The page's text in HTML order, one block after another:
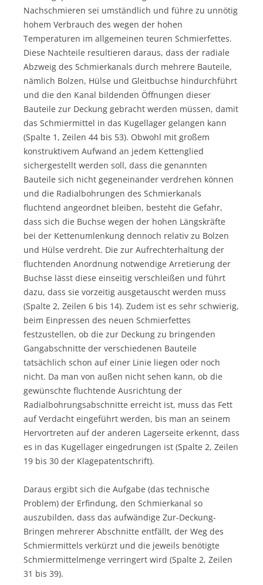
Nachschmieren sei umständlich und führe zu unnötig
hohem Verbrauch des wegen der hohen
Temperaturen im allgemeinen teuren Schmierfettes.
Diese Nachteile resultieren daraus, dass der radiale
Abzweig des Schmierkanals durch mehrere Bauteile,
nämlich Bolzen, Hülse und Gleitbuchse hindurchführt
und die den Kanal bildenden Öffnungen dieser
Bauteile zur Deckung gebracht werden müssen, damit
das Schmiermittel in das Kugellager gelangen kann
(Spalte 1, Zeilen 44 bis 53). Obwohl mit großem
konstruktivem Aufwand an jedem Kettenglied
sichergestellt werden soll, dass die genannten
Bauteile sich nicht gegeneinander verdrehen können
und die Radialbohrungen des Schmierkanals
fluchtend angeordnet bleiben, besteht die Gefahr,
dass sich die Buchse wegen der hohen Längskräfte
bei der Kettenumlenkung dennoch relativ zu Bolzen
und Hülse verdreht. Die zur Aufrechterhaltung der
fluchtenden Anordnung notwendige Arretierung der
Buchse lässt diese einseitig verschleißen und führt
dazu, dass sie vorzeitig ausgetauscht werden muss
(Spalte 2, Zeilen 6 bis 14). Zudem ist es sehr schwierig,
beim Einpressen des neuen Schmierfettes
festzustellen, ob die zur Deckung zu bringenden
Gangabschnitte der verschiedenen Bauteile
tatsächlich schon auf einer Linie liegen oder noch
nicht. Da man von außen nicht sehen kann, ob die
gewünschte fluchtende Ausrichtung der
Radialbohrungsabschnitte erreicht ist, muss das Fett
auf Verdacht eingeführt werden, bis man an seinem
Hervortreten auf der anderen Lagerseite erkennt, dass
es in das Kugellager eingedrungen ist (Spalte 2, Zeilen
19 bis 30 der Klagepatentschrift).
Daraus ergibt sich die Aufgabe (das technische
Problem) der Erfindung, den Schmierkanal so
auszubilden, dass das aufwändige Zur-Deckung-
Bringen mehrerer Abschnitte entfällt, der Weg des
Schmiermittels verkürzt und die jeweils benötigte
Schmiermittelmenge verringert wird (Spalte 2, Zeilen
31 bis 39).